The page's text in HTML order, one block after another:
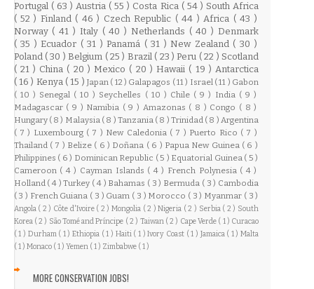
Portugal ( 63 ) Austria ( 55 ) Costa Rica ( 54 ) South Africa
( 52 ) Finland ( 46 ) Czech Republic ( 44 )Africa ( 43 )
Norway ( 41 ) Italy ( 40 ) Netherlands ( 40 ) Denmark
( 35 ) Ecuador ( 31 ) Panamá ( 31 ) New Zealand ( 30 )
Poland ( 30 ) Belgium ( 25 ) Brazil ( 23 ) Peru ( 22 ) Scotland
( 21 ) China ( 20 ) Mexico ( 20 ) Hawaii ( 19 )Antarctica
( 16 ) Kenya ( 15 ) Japan ( 12 ) Galapagos ( 11 ) Israel ( 11 ) Gabon
( 10 ) Senegal ( 10 ) Seychelles ( 10 ) Chile ( 9 ) India ( 9 )
Madagascar ( 9 ) Namibia ( 9 ) Amazonas ( 8 ) Congo ( 8 )
Hungary ( 8 ) Malaysia ( 8 ) Tanzania ( 8 ) Trinidad ( 8 )Argentina
( 7 ) Luxembourg ( 7 ) New Caledonia ( 7 ) Puerto Rico ( 7 )
Thailand ( 7 ) Belize ( 6 ) Doñana ( 6 ) Papua New Guinea ( 6 )
Philippines ( 6 ) Dominican Republic ( 5 ) Equatorial Guinea ( 5 )
Cameroon ( 4 ) Cayman Islands ( 4 ) French Polynesia ( 4 )
Holland ( 4 )Turkey ( 4 ) Bahamas ( 3 ) Bermuda ( 3 ) Cambodia
( 3 ) French Guiana ( 3 ) Guam ( 3 ) Morocco ( 3 ) Myanmar ( 3 )
Angola ( 2 ) Côte d'Ivoire ( 2 ) Mongolia ( 2 )Nigeria ( 2 ) Serbia ( 2 ) South
Korea ( 2 ) São Tomé and Príncipe ( 2 ) Taiwan ( 2 ) Cape Verde ( 1 ) Curacao
( 1 ) Durham ( 1 )Ethiopia ( 1 ) Haiti ( 1 )Ivory Coast ( 1 ) Jamaica ( 1 )Malta
( 1 ) Monaco ( 1 ) Yemen ( 1 ) Zimbabwe ( 1 )
MORE CONSERVATION JOBS!